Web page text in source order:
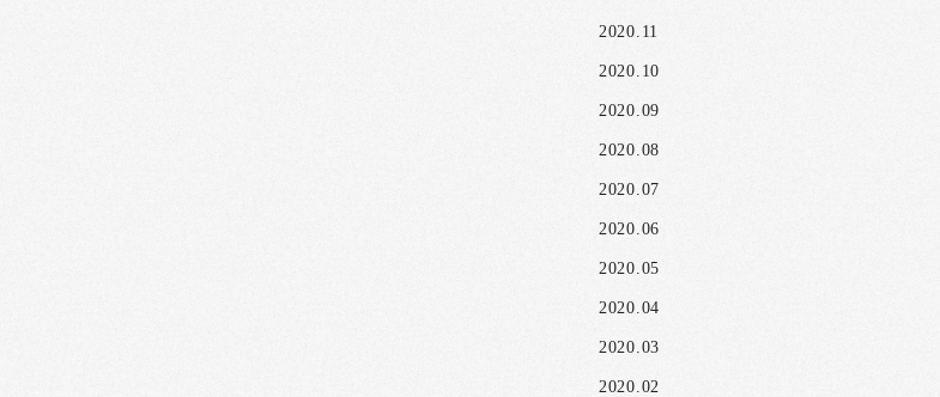
2020.11
2020.10
2020.09
2020.08
2020.07
2020.06
2020.05
2020.04
2020.03
2020.02